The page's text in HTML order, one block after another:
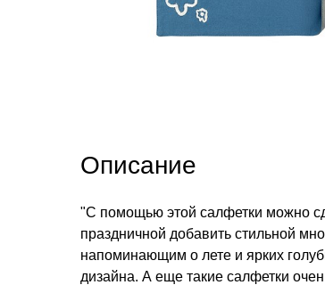
Описание
"С помощью этой салфетки можно
праздничной добавить стильной
напоминающим о лете и ярких
дизайна. А еще такие салфетки